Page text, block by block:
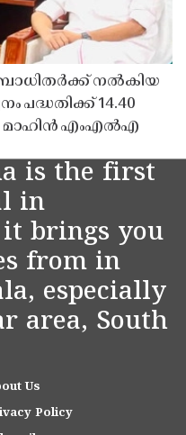
നൽകിയ
പദ്ധതിക്ക് 14.40
മാഹിൻ എംഎൽഎ
is the first
in
brings you
from in
especially
area, South
Us
Policy